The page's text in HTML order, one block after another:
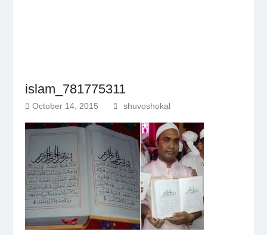
islam_781775311
October 14, 2015 shuvoshokal